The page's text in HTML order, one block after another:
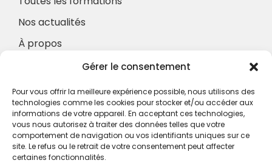
Gérer le consentement
Pour vous offrir la meilleure expérience possible, nous utilisons des
technologies comme les cookies pour stocker et/ou accéder aux
informations de votre appareil. En acceptant ces technologies,
vous nous autorisez à traiter des données telles que votre
comportement de navigation ou vos identifiants uniques sur ce
site. Le refus ou le retrait de votre consentement peut affecter
certaines fonctionnalités.
Nos actualités
À propos
À propos
Hotel à proximité
Politique de confidentialité
CGV